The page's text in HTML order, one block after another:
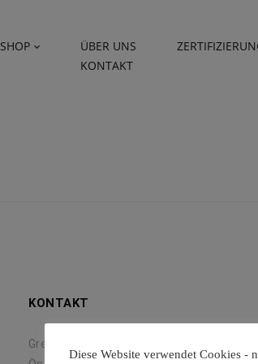
SHOP ÜBER UNS
KONTAKT
KONTAKT
Greith 17 | 8442 Kitzeck i.S.
Diese Website verwendet Cookies -